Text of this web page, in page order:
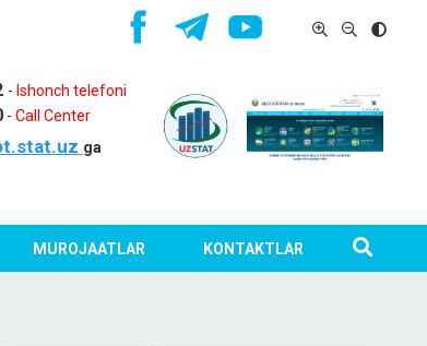
- Ishonch telefoni
- Call Center
ga
MUROJAATLAR KONTAKTLAR